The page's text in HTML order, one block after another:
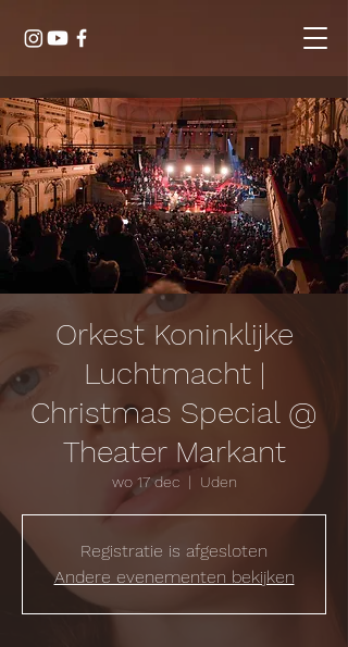
Orkest Koninklijke
Luchtmacht |
Christmas Special @
Theater Markant
wo 17 dec
  |
Uden
Registratie is afgesloten
Andere evenementen bekijken